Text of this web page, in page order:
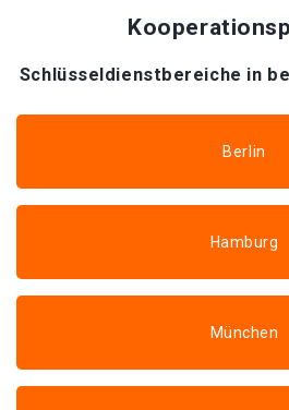
Schlüsseldienstbereiche in
Berlin
Hamburg
München